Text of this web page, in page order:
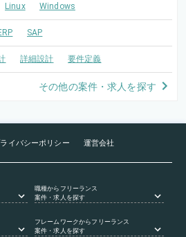
Linux Windows
SAP
詳細設計 要件定義
その他の案件・求人を探す
イバシーポリシー 運営会社
職種からフリーランス
案件・求人を探す
フレームワークからフリーランス
案件・求人を探す